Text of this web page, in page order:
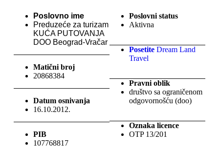
Poslovno ime
Preduzeće za turizam
KUĆA PUTOVANJA
DOO Beograd-Vračar
Matični broj
20868384
Datum osnivanja
16.10.2012.
PIB
107768817
Poslovni status
Aktivna
Posetite Dream Land
Travel
Pravni oblik
društvo sa ograničenom
odgovornošću (doo)
Oznaka licence
OTP 13/201